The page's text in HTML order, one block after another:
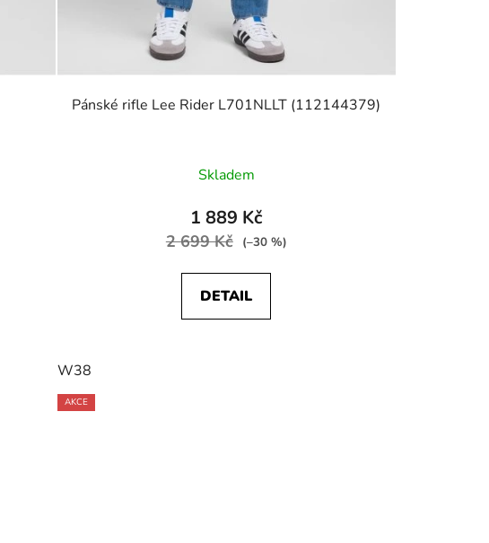
Pánské rifle Lee Rider L701NLLT (112144379)
Skladem
1 889 Kč
2 699 Kč (–30 %)
DETAIL
W38
AKCE